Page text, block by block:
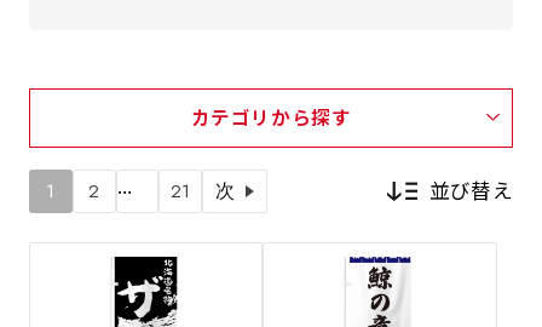
カテゴリから探す
1 2 … 21 次 並び替え
新着順